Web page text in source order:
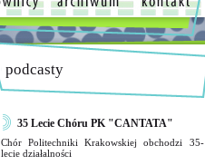
podcasty
35 Lecie Chóru PK "CANTATA"
Chór Politechniki Krakowskiej obchodzi 35-
lecie działalności